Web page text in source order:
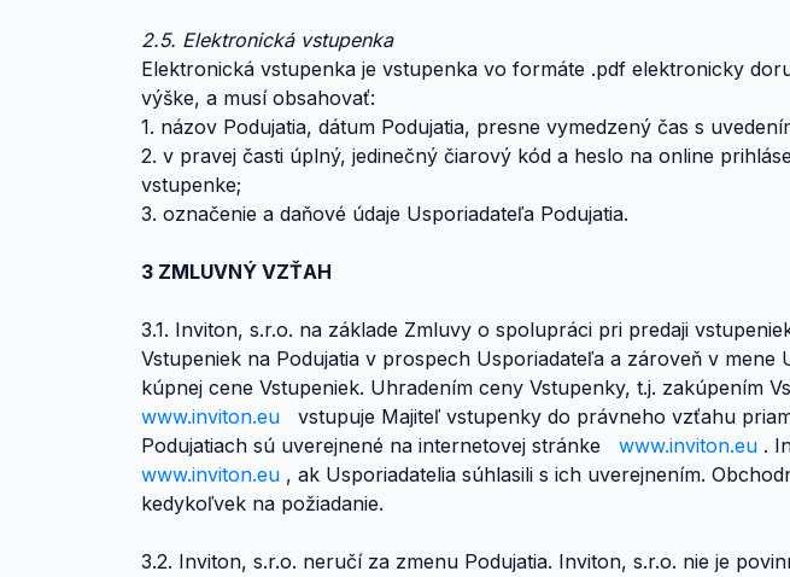
2.5. Elektronická vstupenka
Elektronická vstupenka je vstupenka vo formáte .pdf elektronicky
výške, a musí obsahovať:
1. názov Podujatia, dátum Podujatia, presne vymedzený čas s
2. v pravej časti úplný, jedinečný čiarový kód a heslo na online
vstupenke;
3. označenie a daňové údaje Usporiadateľa Podujatia.
3 ZMLUVNÝ VZŤAH
3.1. Inviton, s.r.o. na základe Zmluvy o spolupráci pri predaji
Vstupeniek na Podujatia v prospech Usporiadateľa a zároveň v
kúpnej cene Vstupeniek. Uhradením ceny Vstupenky, t.j. zakúpením
www.inviton.eu
vstupuje Majiteľ vstupenky do právneho vzťahu
Podujatiach sú uverejnené na internetovej stránke www.inviton.eu .
www.inviton.eu , ak Usporiadatelia súhlasili s ich uverejnením.
kedykoľvek na požiadanie.
3.2. Inviton, s.r.o. neručí za zmenu Podujatia. Inviton, s.r.o. nie je